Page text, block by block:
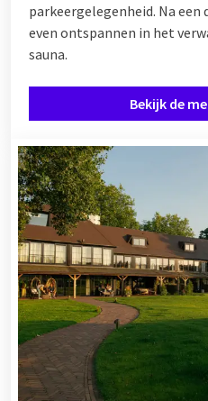
parkeergelegenheid. Na een
even ontspannen in het
sauna.
Bekijk de